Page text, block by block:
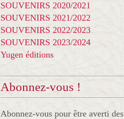
SOUVENIRS 2020/2021
SOUVENIRS 2021/2022
SOUVENIRS 2022/2023
SOUVENIRS 2023/2024
Yugen éditions
Abonnez-vous !
Abonnez-vous pour être averti des